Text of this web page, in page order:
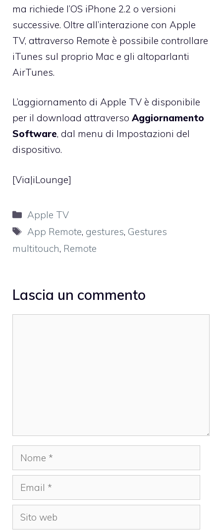
ma richiede l’OS iPhone 2.2 o versioni
successive. Oltre all’interazione con Apple
TV, attraverso Remote è possibile controllare
iTunes sul proprio Mac e gli altoparlanti
AirTunes.
L’aggiornamento di Apple TV è disponibile
per il download attraverso Aggiornamento
Software, dal menu di Impostazioni del
dispositivo.
[Via|iLounge]
Categorie
Apple TV
Tag
App Remote, gestures, Gestures
multitouch, Remote
Lascia un commento
Nome
Email
Sito
web